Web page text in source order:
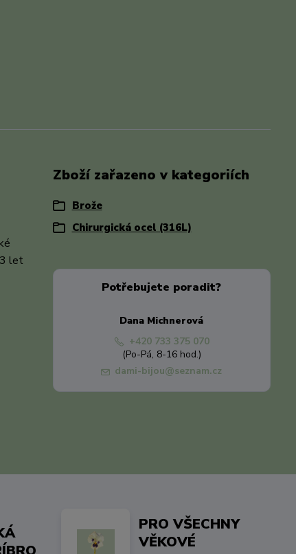
let
Zboží zařazeno v kategoriích
Brože
Chirurgická ocel (316L)
Potřebujete poradit?
Dana Michnerová
+420 733 375 070
(Po-Pá, 8-16 hod.)
dami-bijou@seznam.cz
PRO VŠECHNY
VĚKOVÉ